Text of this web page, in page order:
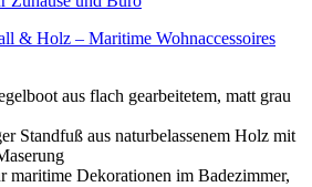
& Holz – Maritime Wohnaccessoires
aus flach gearbeitetem, matt grau
Standfuß aus naturbelassenem Holz mit
maritime Dekorationen im Badezimmer,